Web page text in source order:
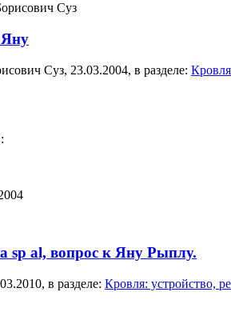
Суз, 23.03.2004, в разделе:
sp al, вопрос к Яну Рыплу.
, в разделе: Кровля: устройство,